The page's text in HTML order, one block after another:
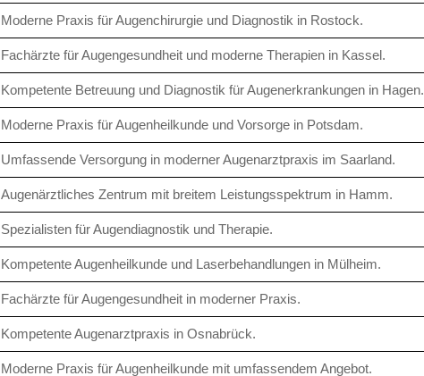
Moderne Praxis für Augenchirurgie und Diagnostik in Rostock.
Fachärzte für Augengesundheit und moderne Therapien in Kassel.
Kompetente Betreuung und Diagnostik für Augenerkrankungen in Hagen.
Moderne Praxis für Augenheilkunde und Vorsorge in Potsdam.
Umfassende Versorgung in moderner Augenarztpraxis im Saarland.
Augenärztliches Zentrum mit breitem Leistungsspektrum in Hamm.
Spezialisten für Augendiagnostik und Therapie.
Kompetente Augenheilkunde und Laserbehandlungen in Mülheim.
Fachärzte für Augengesundheit in moderner Praxis.
Kompetente Augenarztpraxis in Osnabrück.
Moderne Praxis für Augenheilkunde mit umfassendem Angebot.